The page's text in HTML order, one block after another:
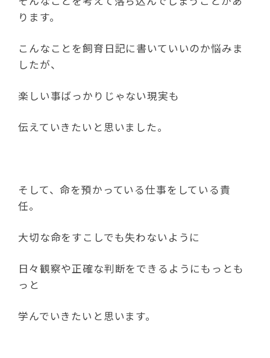
ります。
こんなことを飼育日記に書いていいのか悩みま
したが、
楽しい事ばっかりじゃない現実も
伝えていきたいと思いました。
そして、命を預かっている仕事をしている責
任。
大切な命をすこしでも失わないように
日々観察や正確な判断をできるようにもっとも
っと
学んでいきたいと思います。